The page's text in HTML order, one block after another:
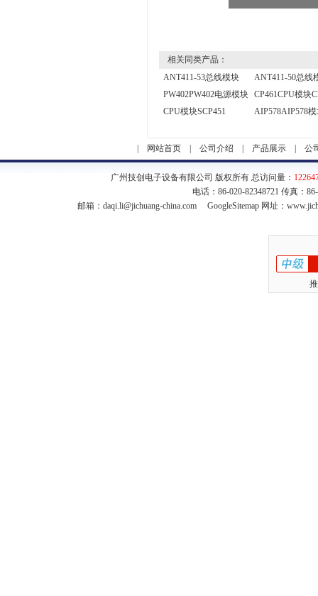
相关同类产品：
ANT411-53总线模块
ANT411-50总线
PW402PW402电源模块
CP461CPU模块
CPU模块SCP451
AIP578AIP578模
网站首页 公司介绍 产品展示 公
广州技创电子设备有限公司 版权所有 总访问量：
电话：86-020-82348721 传真：
邮箱： daqi.li@jichuang-china.com GoogleSitemap网址：